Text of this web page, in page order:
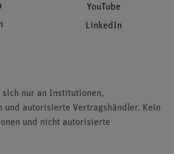
YouTube
LinkedIn
nur an Institutionen,
und autorisierte Vertragshändler. Kein
und nicht autorisierte